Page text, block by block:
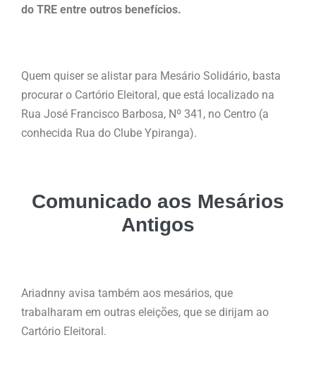
do TRE entre outros benefícios.
Quem quiser se alistar para Mesário Solidário, basta
procurar o Cartório Eleitoral, que está localizado na
Rua José Francisco Barbosa, Nº 341, no Centro (a
conhecida Rua do Clube Ypiranga).
Comunicado aos Mesários
Antigos
Ariadnny avisa também aos mesários, que
trabalharam em outras eleições, que se dirijam ao
Cartório Eleitoral.